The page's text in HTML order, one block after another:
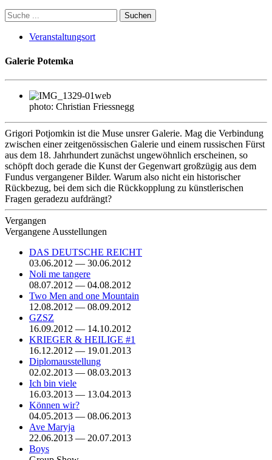
Veranstaltungsort
Galerie Potemka
photo: Christian Friessnegg
Grigori Potjomkin ist die Muse unsrer Galerie. Mag die Verbindung
zwischen einer zeitgenössischen Galerie und einem russischen Fürst
aus dem 18. Jahrhundert zunächst ungewöhnlich erscheinen, so
schöpft doch gerade die Kunst der Gegenwart großzügig aus dem
Fundus vergangener Bilder. Warum also nicht ein historischer
Rückbezug, bei dem sich die Rückkopplung zu künstlerischen
Fragen geradezu aufdrängt?
Vergangen
Vergangene Ausstellungen
DAS DEUTSCHE REICHT
03.06.2012 — 30.06.2012
Noli me tangere
08.07.2012 — 04.08.2012
Two Men and one Mountain
12.08.2012 — 08.09.2012
GZSZ
16.09.2012 — 14.10.2012
KRIEGER & HEILIGE #1
16.12.2012 — 19.01.2013
Diplomausstellung
02.02.2013 — 08.03.2013
Ich bin viele
16.03.2013 — 13.04.2013
Können wir?
04.05.2013 — 08.06.2013
Ave Maryja
22.06.2013 — 20.07.2013
Boys